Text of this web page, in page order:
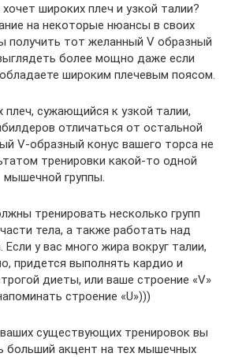
широких плеч и узкой талии?
на некоторые нюансы в своих
получить тот желанный V образный
более мощно даже если
широким плечевым поясом.
плеч, сужающийся к узкой талии,
отличаться от остальной
V-образный конус вашего торса не
тренировки какой-то одной
мышечной группы.
тренировать несколько групп
тела, а также работать над
у вас много жира вокруг талии,
придется выполнять кардио и
диеты, или ваше строение «V»
строение «U»)))
существующих тренировок вы
больший акцент на тех мышечных